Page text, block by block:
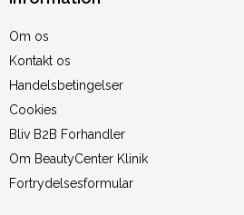
Om os
Kontakt os
Handelsbetingelser
Cookies
Bliv B2B Forhandler
Om BeautyCenter Klinik
Fortrydelsesformular